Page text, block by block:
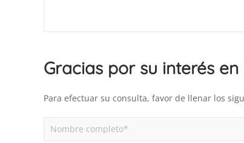
Gracias por su interés
Para efectuar su consulta, favor de llenar los